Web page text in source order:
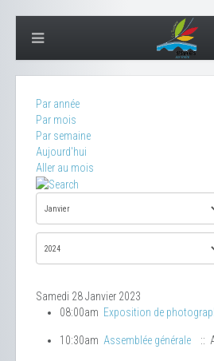
Par année
Par mois
Par semaine
Aujourd'hui
Aller au mois
Samedi 28 Janvier 2023
08:00am Exposition de
10:30am Assemblée générale ::